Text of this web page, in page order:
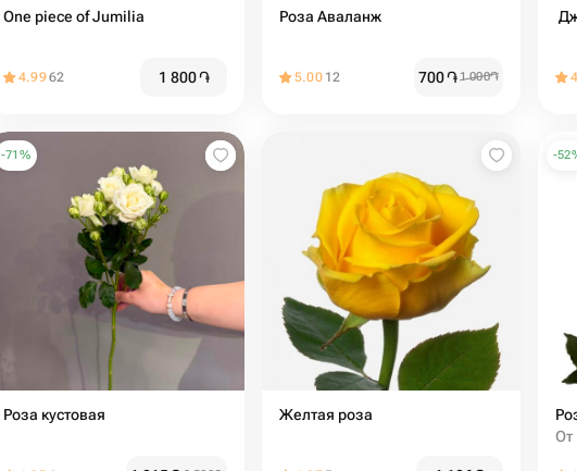
One piece of Jumilia
4.9962 1 800֏
Роза Аваланж
5.00 12 700֏1 000֏
-71 %
Роза кустовая Желтая роза
-52
От